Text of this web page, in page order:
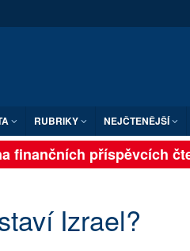
RUBRIKY NEJČTENĚJŠÍ
příspěvcích
Izrael?